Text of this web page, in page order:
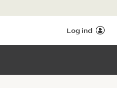
Log ind